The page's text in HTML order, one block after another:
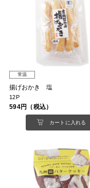
常温
揚げおかき 塩
12P
594円（税込）
カートに入れる